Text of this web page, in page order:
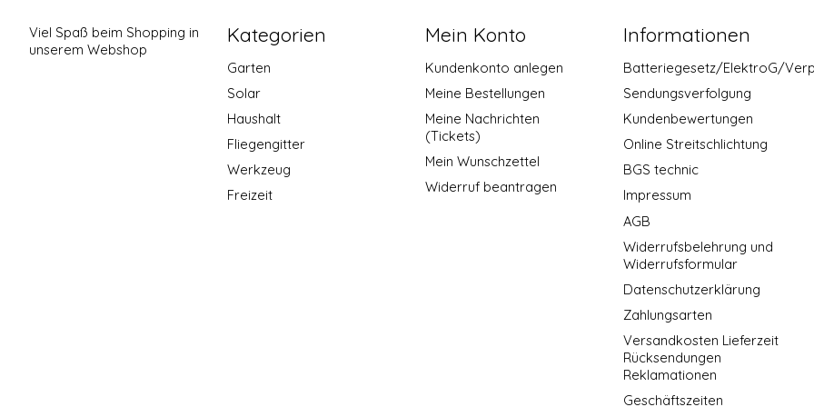
Viel Spaß beim Shopping in
unserem Webshop
Kategorien
Garten
Solar
Haushalt
Fliegengitter
Werkzeug
Freizeit
Mein Konto
Kundenkonto anlegen
Meine Bestellungen
Meine Nachrichten
(Tickets)
Mein Wunschzettel
Widerruf beantragen
Informationen
Batteriegesetz/ElektroG/
Sendungsverfolgung
Kundenbewertungen
Online Streitschlichtung
BGS technic
Impressum
AGB
Widerrufsbelehrung und
Widerrufsformular
Datenschutzerklärung
Zahlungsarten
Versandkosten Lieferzeit
Rücksendungen
Reklamationen
Geschäftszeiten